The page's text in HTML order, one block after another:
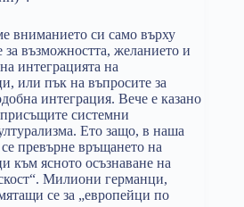
вниманието си само върху
възможността, желанието и
интеграцията на
или пък на въпросите за
интеграция. Вече е казано
присъщите системни
Ето защо, в наша
превърне връщането на
към ясното осъзнаване на
Милиони германци,
се за „европейци по